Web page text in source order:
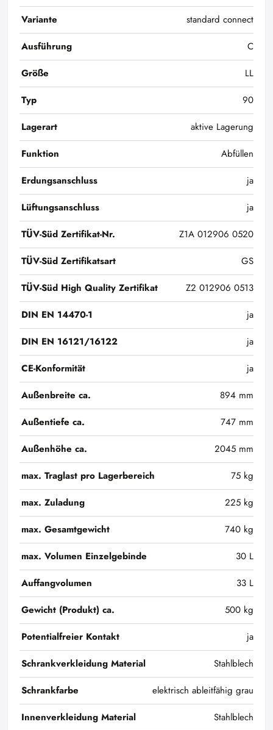
Variante
standard connect
Ausführung
C
Größe
LL
Typ
90
Lagerart
aktive Lagerung
Funktion
Abfüllen
Erdungsanschluss
ja
Lüftungsanschluss
ja
TÜV-Süd Zertifikat-Nr.
Z1A 012906 0520
TÜV-Süd Zertifikatsart
GS
TÜV-Süd High Quality Zertifikat
Z2 012906 0513
DIN EN 14470-1
ja
DIN EN 16121/16122
ja
CE-Konformität
ja
Außenbreite ca.
894 mm
Außentiefe ca.
747 mm
Außenhöhe ca.
2045 mm
max. Traglast pro Lagerbereich
75 kg
max. Zuladung
225 kg
max. Gesamtgewicht
740 kg
max. Volumen Einzelgebinde
30 L
Auffangvolumen
33 L
Gewicht (Produkt) ca.
500 kg
Potentialfreier Kontakt
ja
Schrankverkleidung Material
Stahlblech
Schrankfarbe
elektrisch ableitfähig grau
Innenverkleidung Material
Stahlblech